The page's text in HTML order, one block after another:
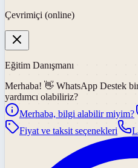
Çevrimiçi (online)
Eğitim Danışmanı
Merhaba! 👋 WhatsApp Destek
yardımcı olabiliriz?
Merhaba, bilgi alabilir miyim?
Fiyat ve taksit seçenekleri